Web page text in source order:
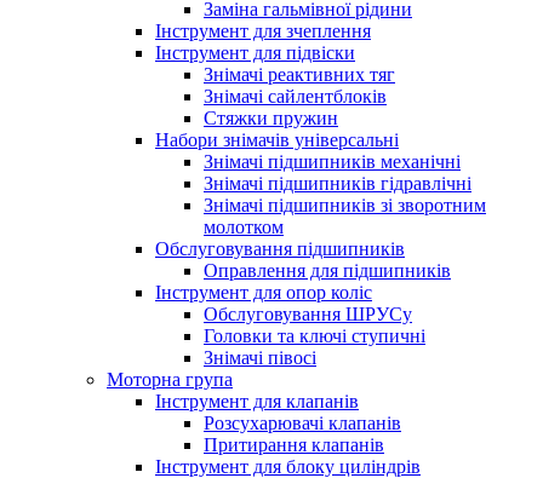
Заміна гальмівної рідини
Інструмент для зчеплення
Інструмент для підвіски
Знімачі реактивних тяг
Знімачі сайлентблоків
Стяжки пружин
Набори знімачів універсальні
Знімачі підшипників механічні
Знімачі підшипників гідравлічні
Знімачі підшипників зі зворотним
молотком
Обслуговування підшипників
Оправлення для підшипників
Інструмент для опор коліс
Обслуговування ШРУСу
Головки та ключі ступичні
Знімачі півосі
Моторна група
Інструмент для клапанів
Розсухарювачі клапанів
Притирання клапанів
Інструмент для блоку циліндрів